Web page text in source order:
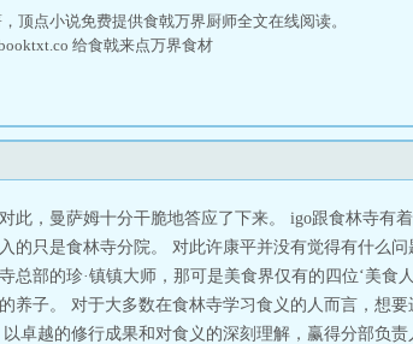
顶点小说免费提供食戟万界厨师全文在线阅读。
给食戟来点万界食材
此，曼萨姆十分干脆地答应了下来。 igo跟食林寺有
只是食林寺分院。 对此许康平并没有觉得有什么问
部的珍·镇镇大师，那可是美食界仅有的四位‘美食
养子。 对于大多数在食林寺学习食义的人而言，想
卓越的修行成果和对食义的深刻理解，赢得分部负